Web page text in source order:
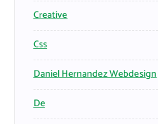
Creative
Css
Daniel Hernandez Webdesign
De